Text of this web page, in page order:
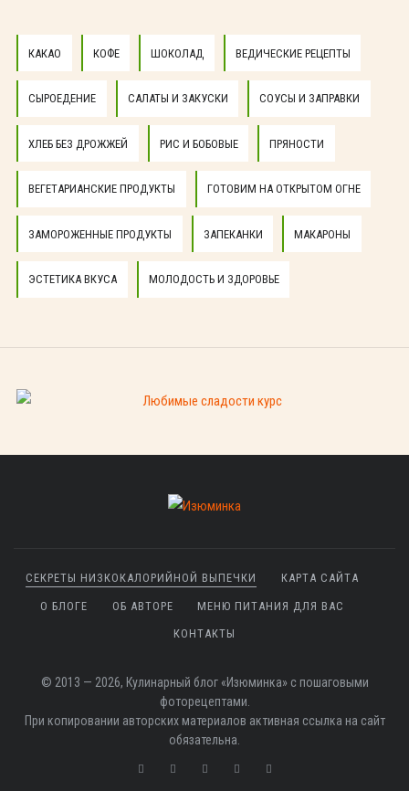
КАКАО КОФЕ ШОКОЛАД ВЕДИЧЕСКИЕ РЕЦЕПТЫ
СЫРОЕДЕНИЕ САЛАТЫ И ЗАКУСКИ СОУСЫ И ЗАПРАВКИ
ХЛЕБ БЕЗ ДРОЖЖЕЙ РИС И БОБОВЫЕ ПРЯНОСТИ
ВЕГЕТАРИАНСКИЕ ПРОДУКТЫ ГОТОВИМ НА ОТКРЫТОМ ОГНЕ
ЗАМОРОЖЕННЫЕ ПРОДУКТЫ ЗАПЕКАНКИ МАКАРОНЫ
ЭСТЕТИКА ВКУСА МОЛОДОСТЬ И ЗДОРОВЬЕ
СЕКРЕТЫ НИЗКОКАЛОРИЙНОЙ ВЫПЕЧКИ КАРТА САЙТА
О БЛОГЕ ОБ АВТОРЕ МЕНЮ ПИТАНИЯ ДЛЯ ВАС
КОНТАКТЫ
© 2013 — 2026, Кулинарный блог «Изюминка» с пошаговыми
фоторецептами.
При копировании авторских материалов активная ссылка на сайт
обязательна.